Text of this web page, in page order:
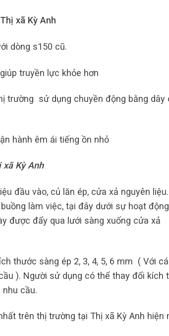
xã Kỳ Anh
dòng s150 cũ.
truyền lực khỏe hơn
trường sử dụng chuyền động bằng dây
hành êm ái tiếng ồn nhỏ
xã Kỳ Anh
đầu vào, củ lăn ép, cửa xả nguyên
làm việc, tại đây dưới sự hoạt
được đẩy qua lưới sàng xuống cửa xả
thước sàng ép 2, 3, 4, 5, 6 mm ( Với
). Người sử dụng có thể thay đổi kích
cầu.
trên thị trường tại Thị xã Kỳ Anh hiện